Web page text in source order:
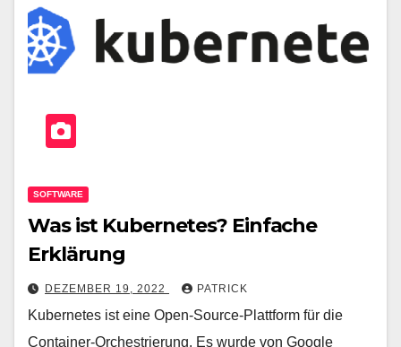
SOFTWARE
Was ist Kubernetes? Einfache
Erklärung
DEZEMBER 19, 2022 PATRICK
Kubernetes ist eine Open-Source-Plattform für die
Container-Orchestrierung. Es wurde von Google